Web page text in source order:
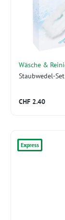
Wäsche &
Staubwedel-
CHF 2.40
Express